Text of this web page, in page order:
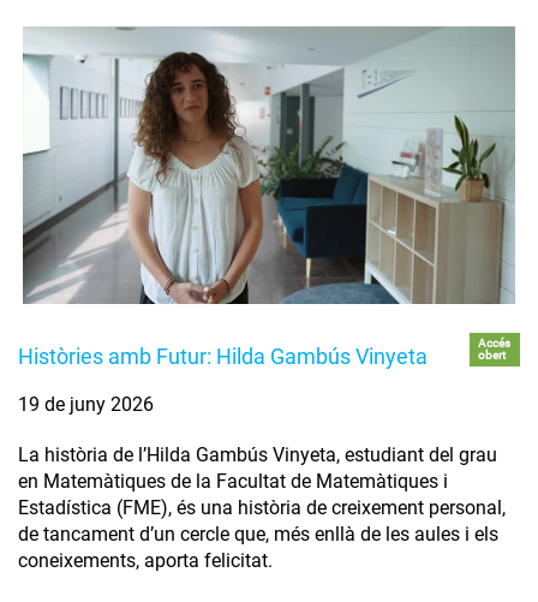
Històries amb Futur: Hilda Gambús Vinyeta
Accés
obert
19 de juny 2026
La història de l’Hilda Gambús Vinyeta, estudiant del grau
en Matemàtiques de la Facultat de Matemàtiques i
Estadística (FME), és una història de creixement personal,
de tancament d’un cercle que, més enllà de les aules i els
coneixements, aporta felicitat.